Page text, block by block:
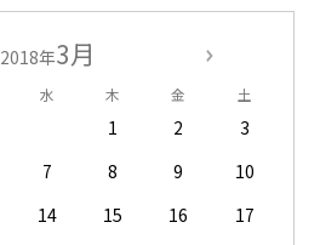
2018年3月
水 木 金 土
1 2
3
7 8 9
10
14 15 16
17